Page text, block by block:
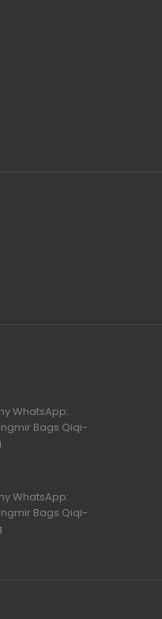
WhatsApp:
Bags Qiqi-
WhatsApp:
Bags Qiqi-